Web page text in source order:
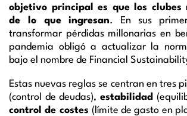
objetivo principal es que los clubes
de lo que ingresan. En sus
transformar pérdidas millonarias en
pandemia obligó a actualizar la
bajo el nombre de Financial
Estas nuevas reglas se centran en tres
(control de deudas), estabilidad
control de costes (límite de gasto en